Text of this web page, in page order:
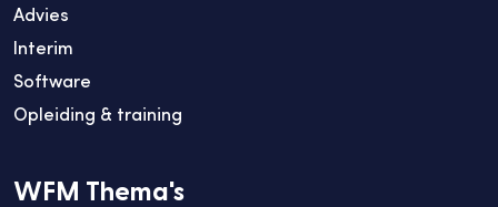
Advies
Interim
Software
Opleiding & training
WFM Thema's